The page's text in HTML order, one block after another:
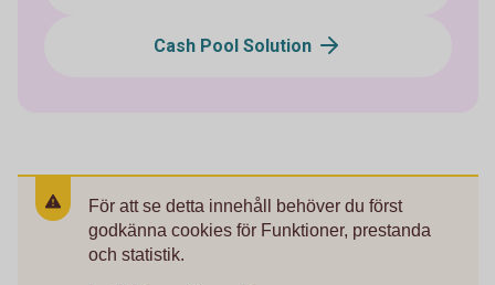
Cash Pool Solution
För att se detta innehåll behöver du först
godkänna cookies för Funktioner, prestanda
och statistik.